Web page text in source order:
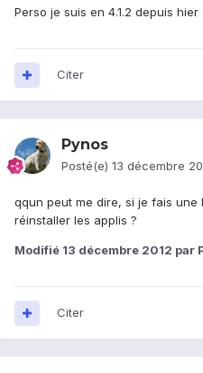
Perso je suis en 4.1.2 depuis
Citer
Pynos
Posté(e) 13 décembre
qqun peut me dire, si je fais
réinstaller les applis ?
Modifié 13 décembre 2012 par
Citer